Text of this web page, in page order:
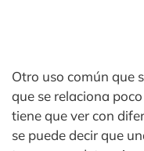
Otro uso común que
que se relaciona
tiene que ver con
se puede decir que